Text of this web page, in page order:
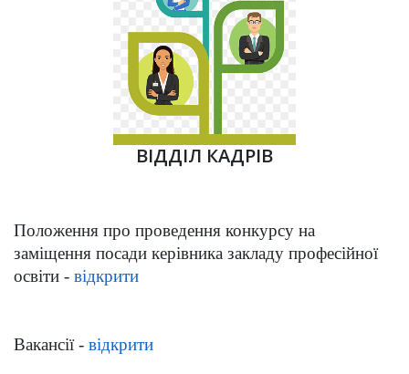
ВІДДІЛ КАДРІВ
Положення про проведення конкурсу на
заміщення посади керівника закладу професійної
освіти - відкрити
Вакансії- відкрити